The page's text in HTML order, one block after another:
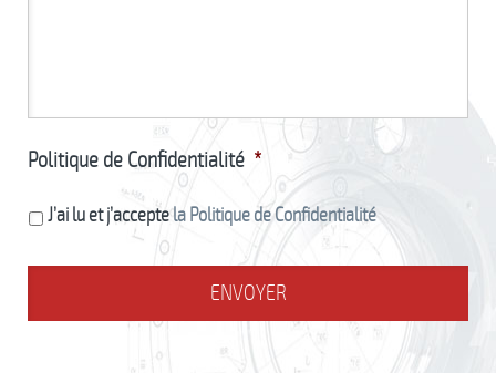
Politique de Confidentialité *
J’ai lu et j’acceptela Politique de Confidentialité